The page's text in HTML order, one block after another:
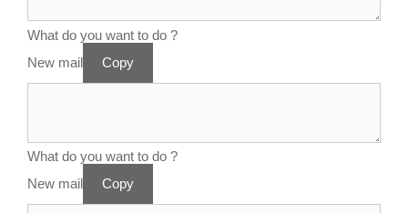
What do you want to do ?
New mail
Copy
What do you want to do ?
New mail
Copy